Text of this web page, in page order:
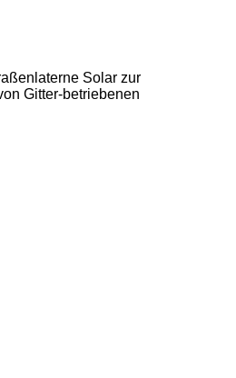
Solar zur
Gitter-betriebenen